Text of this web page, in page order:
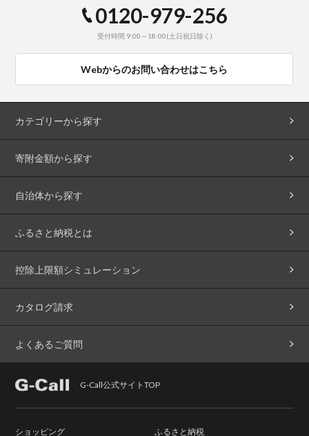
0120-979-256
受付時間 9:00～18:00(土日祝日除く)
Webからのお問い合わせはこちら
カテゴリーから探す
寄附金額から探す
自治体から探す
ふるさと納税とは
控除上限額シミュレーション
カタログ請求
よくあるご質問
G-Call公式サイトTOP
ショッピング ふるさと納税